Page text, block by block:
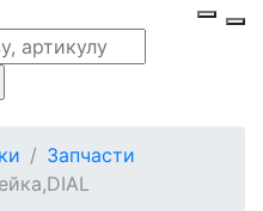
Запчасти